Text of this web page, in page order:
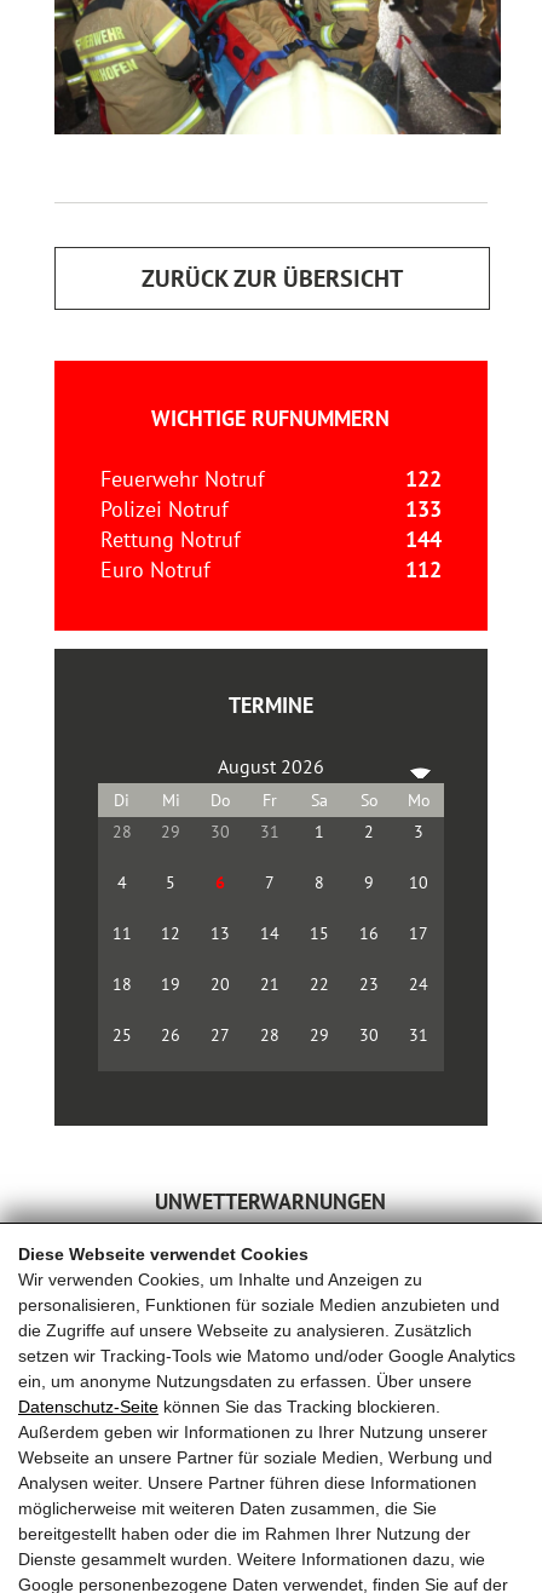
Diese Webseite verwendet Cookies
Wir verwenden Cookies, um Inhalte und Anzeigen zu
personalisieren, Funktionen für soziale Medien anzubieten und
die Zugriffe auf unsere Webseite zu analysieren. Zusätzlich
setzen wir Tracking-Tools wie Matomo und/oder Google Analytics
ein, um anonyme Nutzungsdaten zu erfassen. Über unsere
Datenschutz-Seite können Sie das Tracking blockieren.
Außerdem geben wir Informationen zu Ihrer Nutzung unserer
Webseite an unsere Partner für soziale Medien, Werbung und
Analysen weiter. Unsere Partner führen diese Informationen
möglicherweise mit weiteren Daten zusammen, die Sie
bereitgestellt haben oder die im Rahmen Ihrer Nutzung der
Dienste gesammelt wurden. Weitere Informationen dazu, wie
Google personenbezogene Daten verwendet, finden Sie auf der
ZURÜCK ZUR ÜBERSICHT
WICHTIGE RUFNUMMERN
Feuerwehr Notruf
122
Polizei Notruf
133
Rettung Notruf
144
Euro Notruf
112
TERMINE
August 2026
28 29 30 31 1 2 3
4 5 6 7 8 9 10
11 12 13 14 15 16 17
18 19 20 21 22 23 24
25 26 27 28 29 30 31
UNWETTERWARNUNGEN
FREIWILLIGE FEUERWEHR MAISHOFEN
OFK HBI Michael Auböck
OFK Stv. OBI Herbert Huber
Telefon: +43 (0) 6542 68122
Email:ff-maishofen@lfv-sbg.at